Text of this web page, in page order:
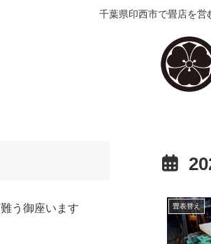
千葉県印西市で畳店を
畳表替え
う御座います